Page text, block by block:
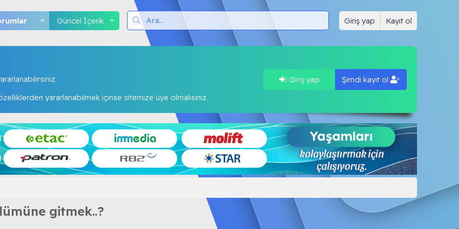
Güncel İçerik Giriş yap Kayıt ol
yararlanabilmek içinse sitemize üye olmalısınız.
Giriş yap Şimdi kayıt ol
gitmek..?